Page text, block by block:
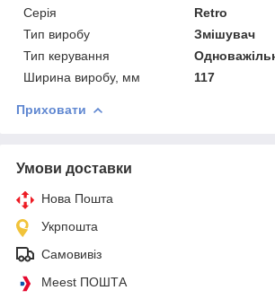
Серія
Retro
Тип виробу
Змішувач
Тип керування
Ширина виробу, мм
117
Приховати
Умови доставки
Нова Пошта
Укрпошта
Самовивіз
Meest ПОШТА